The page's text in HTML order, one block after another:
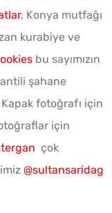
, Konya mutfağı
kurabiye ve
bu sayımızın
şahane
fotoğrafı için
için
çok
@sultansaridag